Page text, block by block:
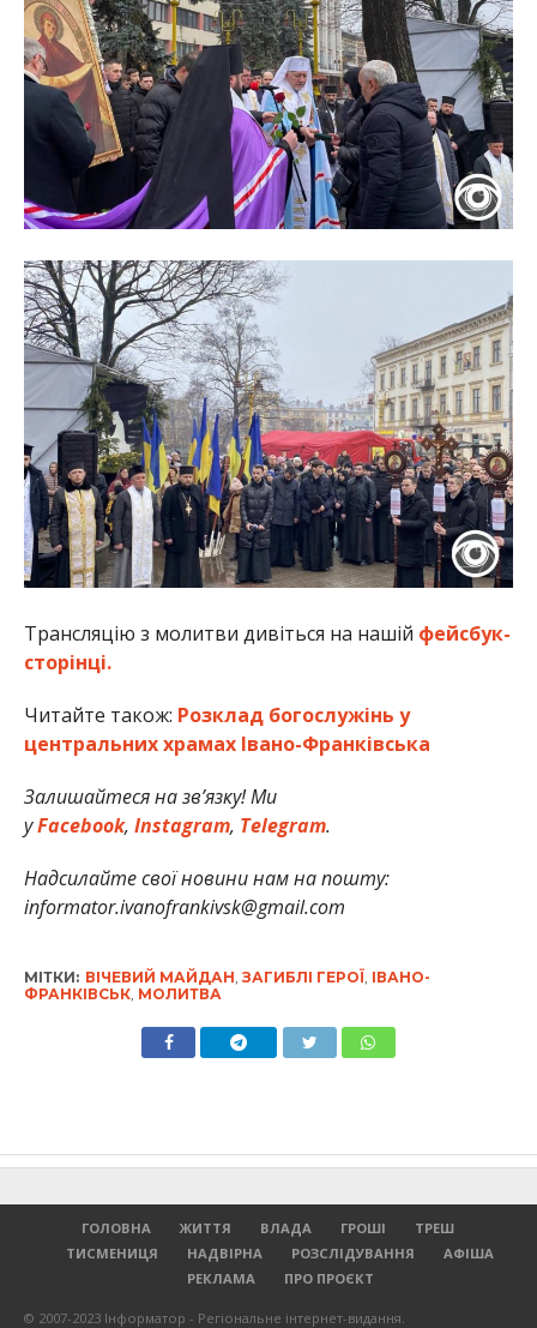
Трансляцію з молитви дивіться на нашій фейсбук-
сторінці.
Читайте також: Розклад богослужінь у
центральних храмах Івано-Франківська
Залишайтеся на зв’язку! Ми
уFacebook, Instagram, Telegram.
Надсилайте свої новини нам на пошту:
informator.ivanofrankivsk@gmail.com
МІТКИ: ВІЧЕВИЙ МАЙДАН ЗАГИБЛІ ГЕРОЇ, ІВАНО-
ФРАНКІВСЬК, МОЛИТВА
ГОЛОВНА ЖИТТЯ ВЛАДА ГРОШІ
ТРЕШ
ТИСМЕНИЦЯ
НАДВІРНА РОЗСЛІДУВАННЯ
АФІША
РЕКЛАМА
ПРО ПРОЄКТ
© 2007-2023 Інформатор - Регіональне інтернет-видання.